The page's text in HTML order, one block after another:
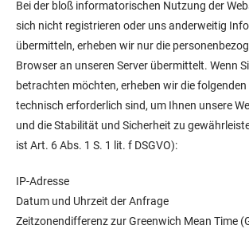
Bei der bloß informatorischen Nutzung der
sich nicht registrieren oder uns anderweitig
übermitteln, erheben wir nur die
Browser an unseren Server übermittelt. Wenn
betrachten möchten, erheben wir die
technisch erforderlich sind, um Ihnen unsere
und die Stabilität und Sicherheit zu
ist Art. 6 Abs. 1 S. 1 lit. f DSGVO):
IP-Adresse
Datum und Uhrzeit der Anfrage
Zeitzonendifferenz zur Greenwich Mean Time